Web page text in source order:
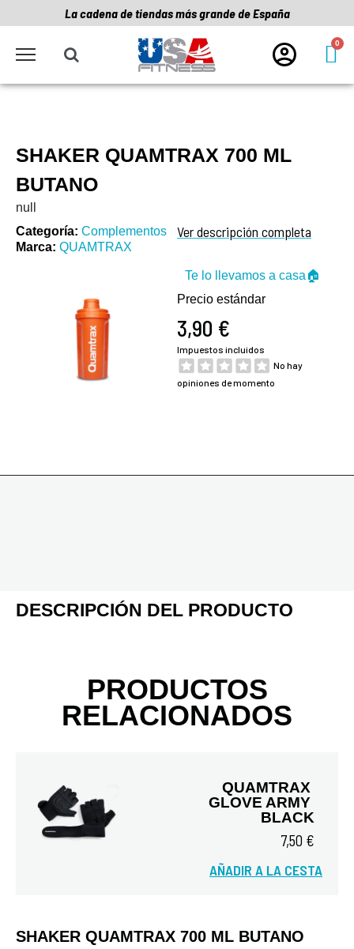
La cadena de tiendas más grande de España
SHAKER QUAMTRAX 700 ML
BUTANO
null
Categoría Complementos
Marca QUAMTRAX
Ver descripción completa
Te lo llevamos a casa🏠
Precio estándar
3,90 €
Impuestos incluidos
No hay
opiniones de momento
DESCRIPCIÓN DEL PRODUCTO
PRODUCTOS
RELACIONADOS
QUAMTRAX
GLOVE ARMY
BLACK
7,50 €
AÑADIR A LA CESTA
SHAKER QUAMTRAX 700 ML BUTANO